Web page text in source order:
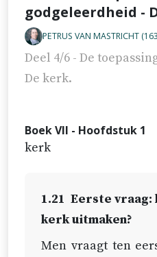
godgeleerdheid -
PETRUS VAN MASTRICHT
Deel 4/6 - De
De kerk.
Boek VII - Hoofdstuk 1
kerk
1.21 Eerste vraag:
kerk uitmaken?
Men vraagt ten